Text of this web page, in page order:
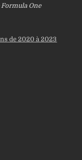
One
de 2020 à 2023